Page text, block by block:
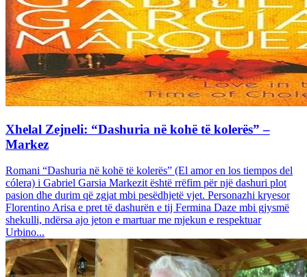
Xhelal Zejneli: “Dashuria në kohë të kolerës” –
Markez
Romani “Dashuria në kohë të kolerës” (El amor en los tiempos del
cólera) i Gabriel Garsia Markezit është rrëfim për një dashuri plot
pasion dhe durim që zgjat mbi pesëdhjetë vjet. Personazhi kryesor
Florentino Arisa e pret të dashurën e tij Fermina Daze mbi gjysmë
shekulli, ndërsa ajo jeton e martuar me mjekun e respektuar
Urbino...